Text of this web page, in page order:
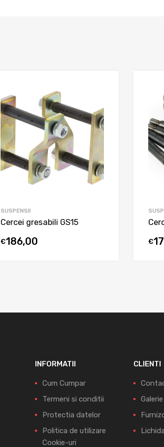
SUSPENSII
Cercei gresabili GS15
€186,00 €
INFORMATII
Cum Cumpar
Termeni si conditii
Protectia datelor
Politica de utilizare
Cookie-uri
CLIENTI
Galerie